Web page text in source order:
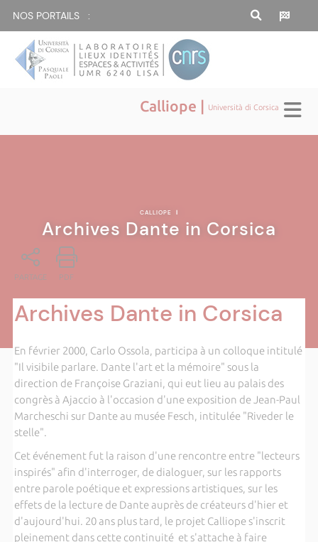
NOS PORTAILS :
Calliope | Università di Corsica
CALLIOPE |
Archives Dante in Corsica
PARTAGE PDF
Archives Dante in Corsica
En février 2000, Carlo Ossola, participa à un colloque intitulé
"Il visibile parlare. Dante l'art et la mémoire" sous la
direction de Françoise Graziani, qui eut lieu au palais des
congrès à Ajaccio à l'occasion d'une exposition de Jean-Paul
Marcheschi sur Dante au musée Fesch, intitulée "Riveder le
stelle".
Cet événement fut la raison d'une rencontre entre "lecteurs
inspirés" afin d'interroger, de dialoguer, sur les rapports
entre parole poétique et expressions artistiques, sur les
effets de la lecture de Dante auprès de créateurs d'hier et
d'aujourd'hui. 20 ans plus tard, le projet Calliope s'inscrit
pleinement dans cette continuité et s'attache à faire